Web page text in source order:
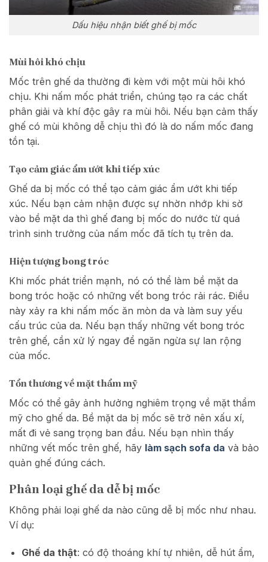
Dấu hiệu nhận biết ghế bị mốc
Mùi hôi khó chịu
Mốc trên ghế da thường đi kèm với một mùi hôi khó
chịu. Khi nấm mốc phát triển, chúng tạo ra các chất
phân giải và khí độc gây ra mùi hôi. Nếu bạn cảm thấy
ghế có mùi không dễ chịu thì đó là do nấm mốc đang
tồn tại.
Tạo cảm giác ẩm ướt khi tiếp xúc
Ghế da bị mốc có thể tạo cảm giác ẩm ướt khi tiếp
xúc. Nếu bạn cảm nhận được sự nhờn nhớp khi sờ
vào bề mặt da thì ghế đang bị mốc do nước từ quá
trình sinh trưởng của nấm mốc đã tích tụ trên da.
Hiện tượng bong tróc
Khi mốc phát triển mạnh, nó có thể làm bề mặt da
bong tróc hoặc có những vết bong tróc rải rác. Điều
này xảy ra khi nấm mốc ăn mòn da và làm suy yếu
cấu trúc của da. Nếu bạn thấy những vết bong tróc
trên ghế, cần xử lý ngay để ngăn ngừa sự lan rộng
của mốc.
Tổn thương về mặt thẩm mỹ
Mốc có thể gây ảnh hưởng nghiêm trọng về mặt thẩm
mỹ cho ghế da. Bề mặt da bị mốc sẽ trở nên xấu xí,
mất đi vẻ sang trọng ban đầu. Nếu bạn nhìn thấy
những vết mốc trên ghế, hãy làm sạch sofa da và bảo
quản ghế đúng cách.
Phân loại ghế da dễ bị mốc
Không phải loại ghế da nào cũng dễ bị mốc như nhau.
Ví dụ:
Ghế da thật: có độ thoáng khí tự nhiên, dễ hút ẩm,